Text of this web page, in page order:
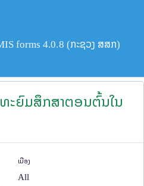
forms 4.0.8 (ກະຊວງ ສສກ)
ະຍົມສຶກສາຕອນຕົ້ນໃນ
ເມືອງ